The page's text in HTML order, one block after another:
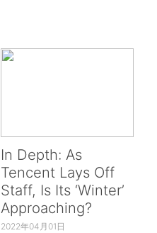
In Depth: As
Tencent Lays Off
Staff, Is Its ‘Winter’
Approaching?
2022年04月01日